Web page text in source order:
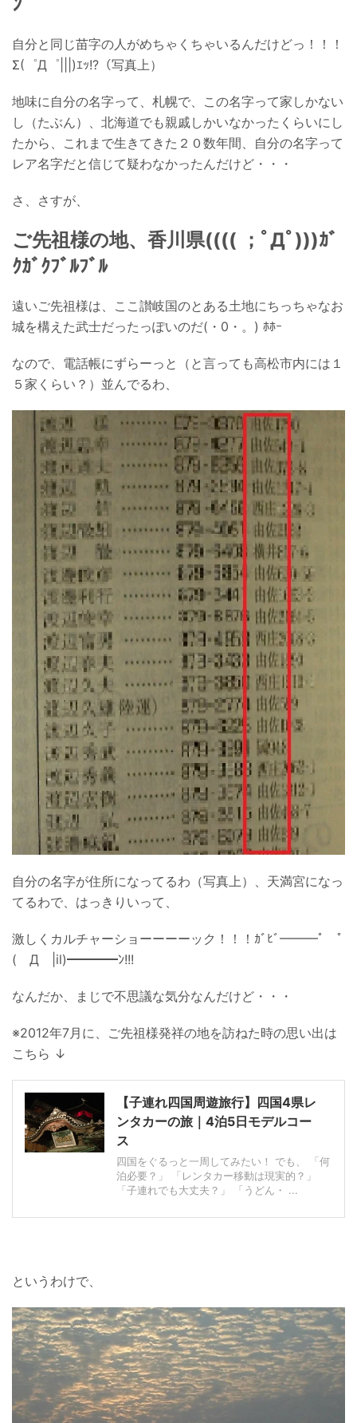
自分と同じ苗字の人がめちゃくちゃいるんだけどっ！！！
Σ(゜Д゜|||)ｴｯ!?（写真上）
地味に自分の名字って、札幌で、この名字って家しかない
し（たぶん）、北海道でも親戚しかいなかったくらいにし
たから、これまで生きてきた２０数年間、自分の名字って
レア名字だと信じて疑わなかったんだけど・・・
さ、さすが、
ご先祖様の地、香川県(((( ；ﾟДﾟ)))ｶﾞ
ｸｶﾞｸﾌﾞﾙﾌﾞﾙ
遠いご先祖様は、ここ讃岐国のとある土地にちっちゃなお
城を構えた武士だったっぽいのだ(・0・。) ﾎﾎｰ
なので、電話帳にずらーっと（と言っても高松市内には１
５家くらい？）並んでるわ、
自分の名字が住所になってるわ（写真上）、天満宮になっ
てるわで、はっきりいって、
激しくカルチャーショーーーーック！！！ｶﾞﾋﾞ━━━ﾟ ﾟ
( Д |il)━━━━ﾝ!!!
なんだか、まじで不思議な気分なんだけど・・・
※2012年7月に、ご先祖様発祥の地を訪ねた時の思い出は
こちら ↓
【子連れ四国周遊旅行】四国4県レ
ンタカーの旅｜4泊5日モデルコー
ス
四国をぐるっと一周してみたい！ でも、 「何
泊必要？」 「レンタカー移動は現実的？」
「子連れでも大丈夫？」 「うどん・ ...
というわけで、